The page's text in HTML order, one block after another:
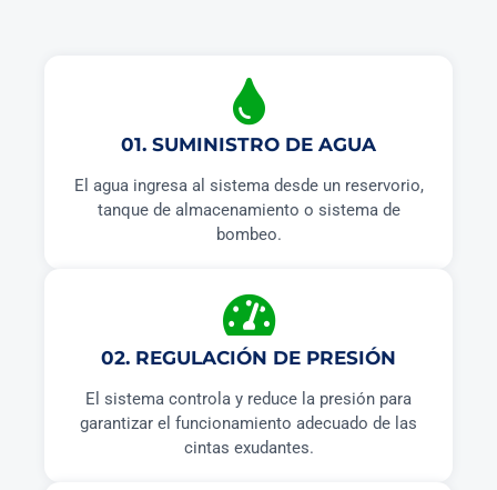
01. SUMINISTRO DE AGUA
El agua ingresa al sistema desde un reservorio,
tanque de almacenamiento o sistema de
bombeo.
02. REGULACIÓN DE PRESIÓN
El sistema controla y reduce la presión para
garantizar el funcionamiento adecuado de las
cintas exudantes.